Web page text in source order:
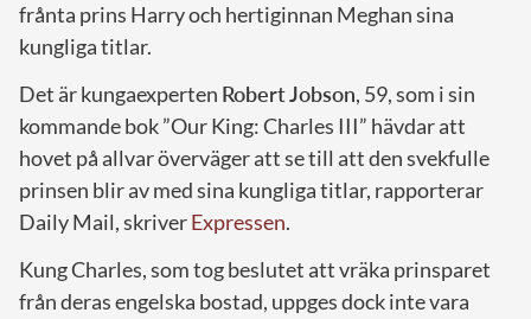
frånta prins Harry och hertiginnan Meghan sina
kungliga titlar.
Det är kungaexperten Robert Jobson, 59, som i sin
kommande bok ”Our King: Charles III” hävdar att
hovet på allvar överväger att se till att den svekfulle
prinsen blir av med sina kungliga titlar, rapporterar
Daily Mail, skriverExpressen.
Kung Charles, som tog beslutet att vräka prinsparet
från deras engelska bostad, uppges dock inte vara